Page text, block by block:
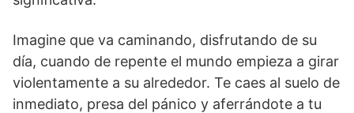
Imagine que va caminando, disfrutando de su
día, cuando de repente el mundo empieza a girar
violentamente a su alrededor. Te caes al suelo de
inmediato, presa del pánico y aferrándote a tu